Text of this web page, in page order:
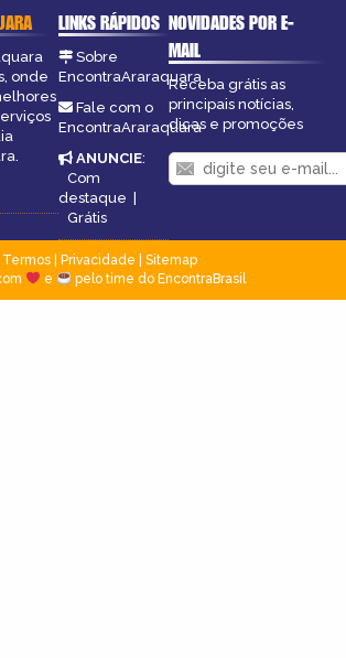
onde
LINKS RÁPIDOS
Sobre
EncontraAraraquara
Fale com o
EncontraAraraquara
ANUNCIE:
Com
destaque
Grátis
NOVIDADES POR E-
MAIL
Receba grátis as
principais notícias,
dicas e promoções
Termos| Privacidade
Sitemap
e pelo time do EncontraBrasil